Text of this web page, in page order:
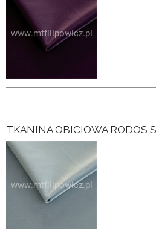
TKANINA OBICIOWA RODOS